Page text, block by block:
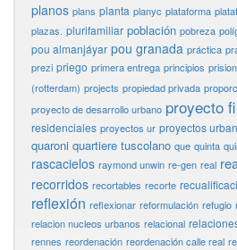
planos plans planta planyc plataforma
plazas. plurifamiliar población pobreza
pou almanjáyar pou granada práctica
prezi priego primera entrega principios prision
(rotterdam) projects propiedad privada
proyecto de desarrollo urbano proyecto
residenciales proyectos ur proyectos
quaroni quartiere tuscolano que quinta
rascacielos raymond unwin re-gen real
recorridos recortables recorte
reflexión reflexionar reformulación refugio
relacion nucleos urbanos relacional
rennes reordenación reordenación calle real